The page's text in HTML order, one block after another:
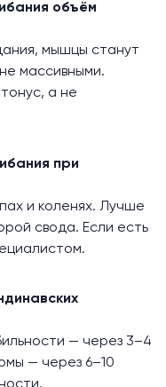
объём
мышцы станут
массивными.
а не
при
и коленях. Лучше
свода. Если есть
— через 3–4
— через 6–10